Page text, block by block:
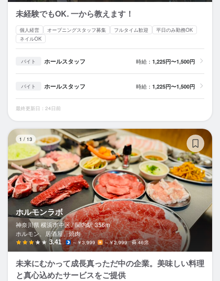
未経験でもOK. 一から教えます！
個人経営 オープニングスタッフ募集 フルタイム歓迎
平日のみ勤務OK
ネイルOK
バイト ホールスタッフ 時給： 1,225円〜1,500円
バイト ホールスタッフ 時給： 1,225円〜1,500円
最終更新日：24日前
1 / 13
ホルモンラボ
神奈川県 横浜市中区 / 関内駅 356m
ホルモン、居酒屋、焼肉
3.41 ～￥3,999 ～￥2,999 46席
未来にむかって成長真っただ中の企業。美味しい料理
と真心込めたサービスをご提供